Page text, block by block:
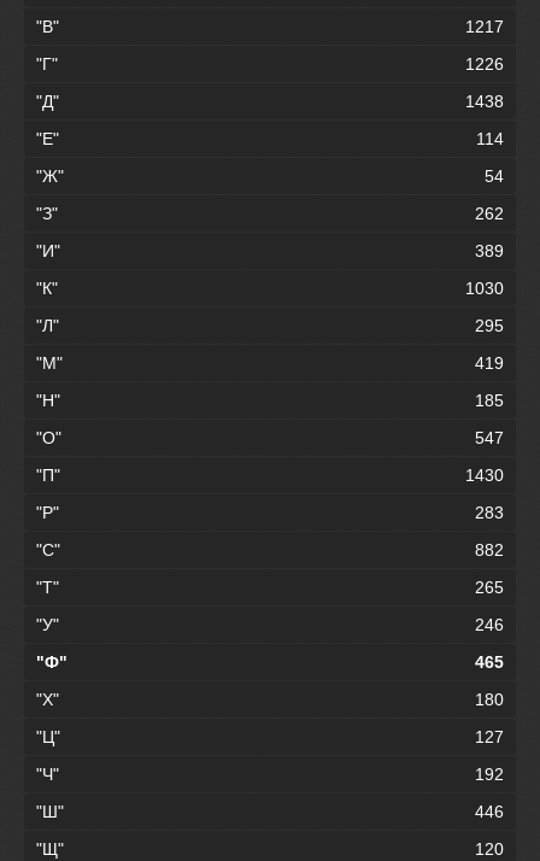
"В"
1217
"Г"
1226
"Д"
1438
"Е"
114
"Ж"
54
"З"
262
"И"
389
"К"
1030
"Л"
295
"М"
419
"Н"
185
"О"
547
"П"
1430
"Р"
283
"С"
882
"Т"
265
"У"
246
"Ф"
465
"Х"
180
"Ц"
127
"Ч"
192
"Ш"
446
"Щ"
120